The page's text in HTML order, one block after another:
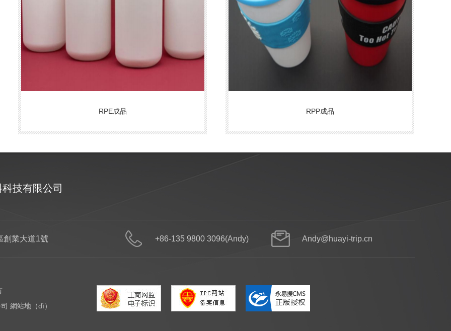
RPE成品 RPP成品
技有限公司
產品目錄 新聞（wén）資訊
創業大道1號 +86-135 9800 3096(Andy) Andy@huayi-trip.cn
網站地（dì）